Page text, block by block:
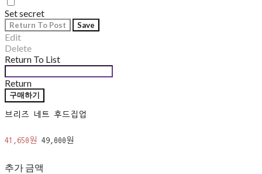
Set secret
Return To Post Save
Edit
Delete
Return To List
Return
구매하기
브리즈 네트 후드집업
41,650원 49,000원
추가 금액